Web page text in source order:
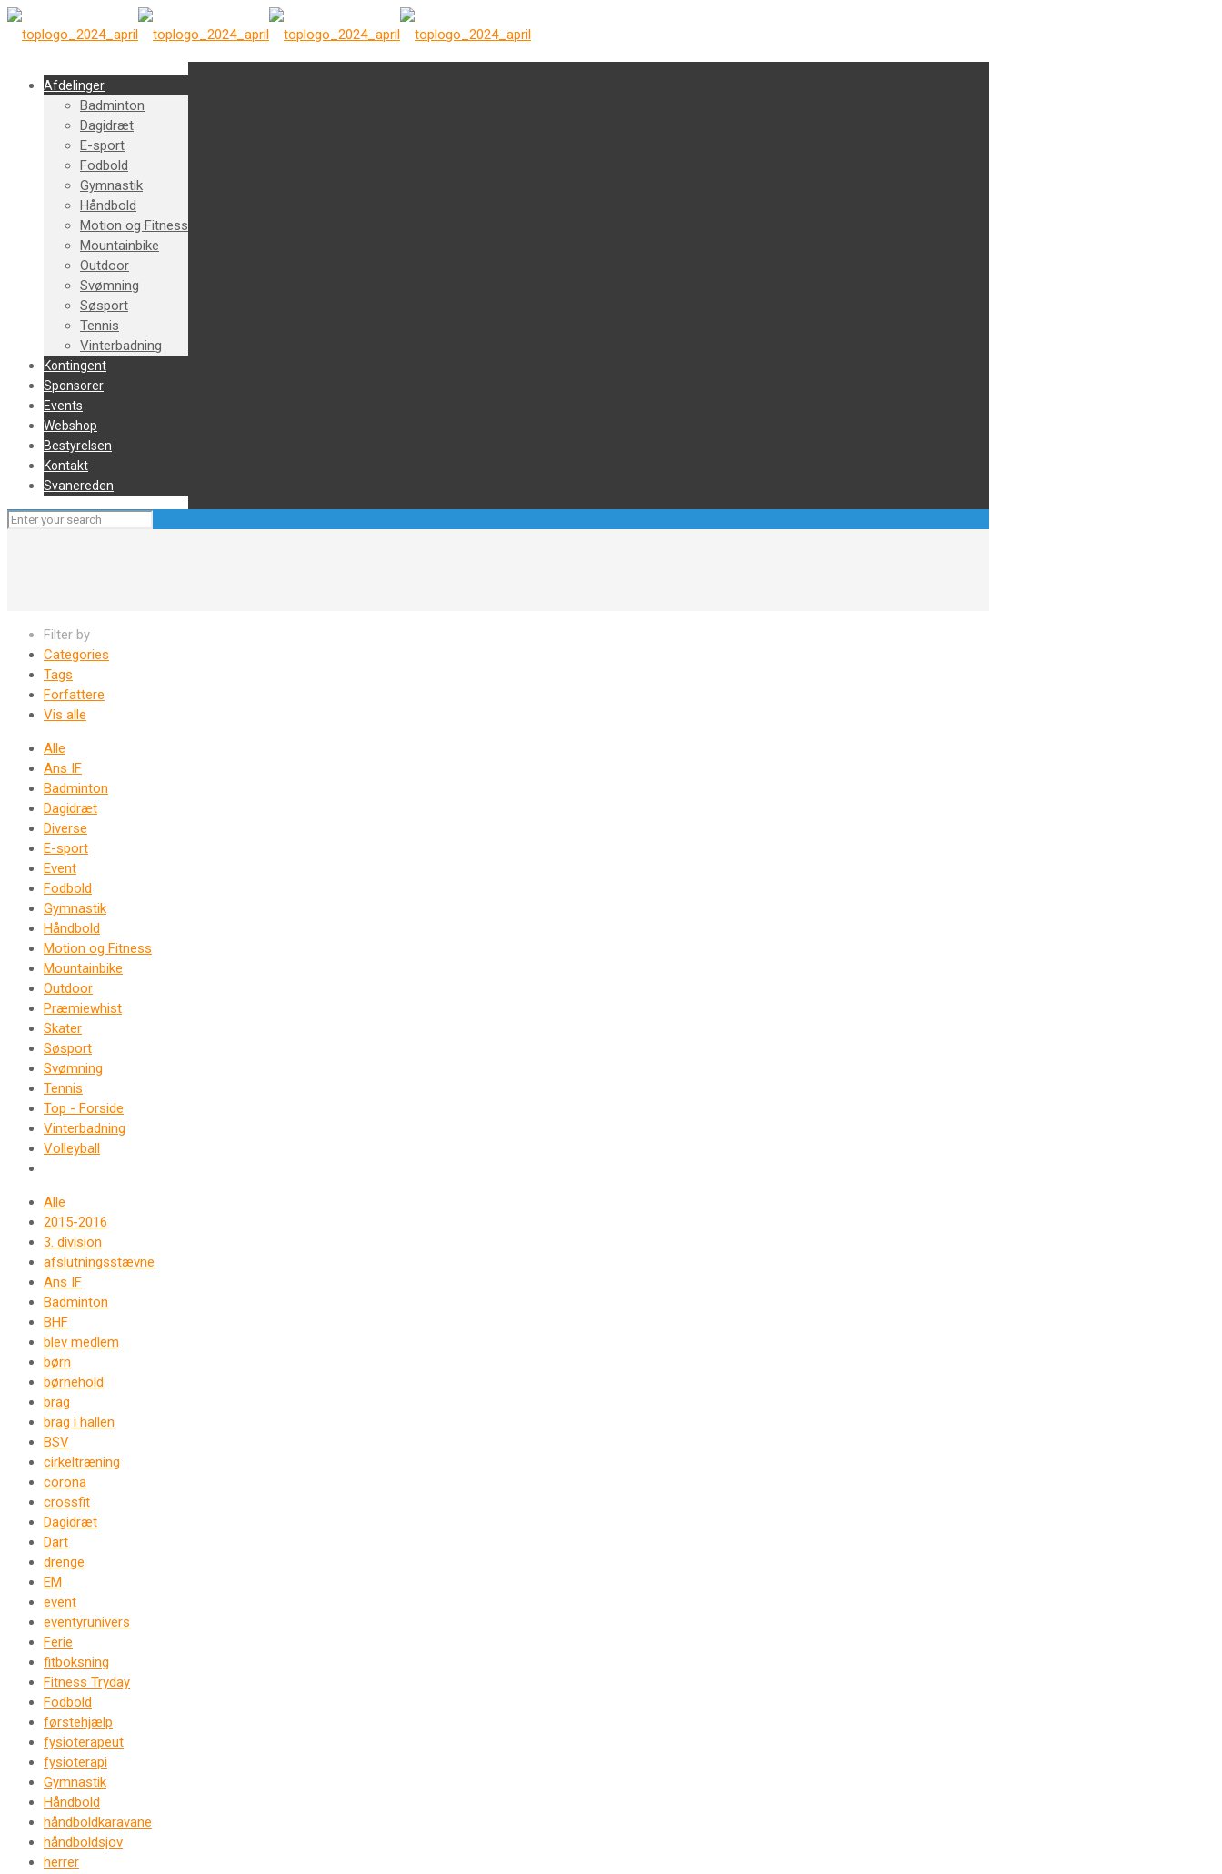
Afdelinger
Badminton
Dagidræt
E-sport
Fodbold
Gymnastik
Håndbold
Motion og Fitness
Mountainbike
Outdoor
Svømning
Søsport
Tennis
Vinterbadning
Kontingent
Sponsorer
Events
Webshop
Bestyrelsen
Kontakt
Svanereden
Filter by
Categories
Tags
Forfattere
Vis alle
Alle
Ans IF
Badminton
Dagidræt
Diverse
E-sport
Event
Fodbold
Gymnastik
Håndbold
Motion og Fitness
Mountainbike
Outdoor
Præmiewhist
Skater
Søsport
Svømning
Tennis
Top - Forside
Vinterbadning
Volleyball
Alle
2015-2016
3. division
afslutningsstævne
Ans IF
Badminton
BHF
blev medlem
børn
børnehold
brag
brag i hallen
BSV
cirkeltræning
corona
crossfit
Dagidræt
Dart
drenge
EM
event
eventyrunivers
Ferie
fitboksning
Fitness Tryday
Fodbold
førstehjælp
fysioterapeut
fysioterapi
Gymnastik
Håndbold
håndboldkaravane
håndboldsjov
herrer